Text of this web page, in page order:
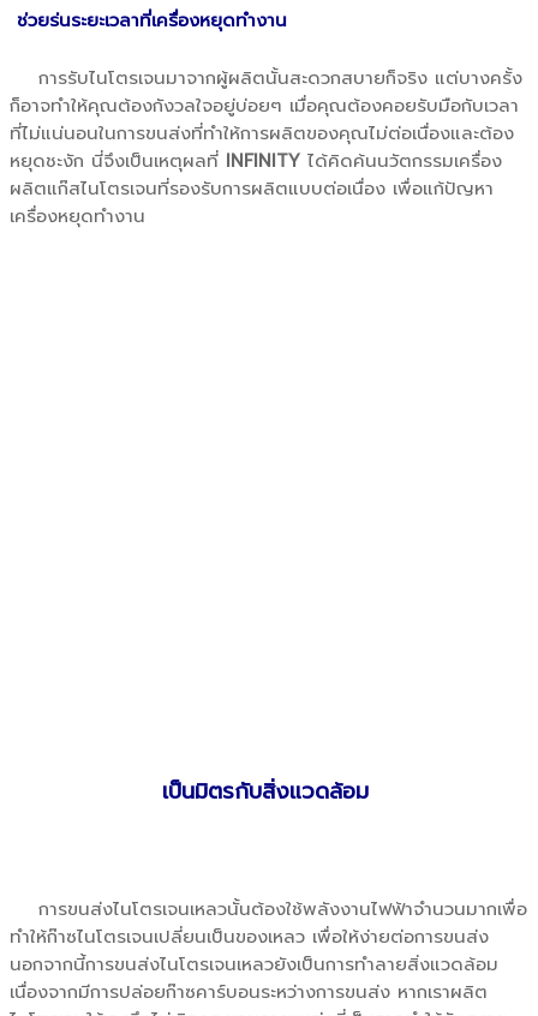
ช่วยร่นระยะเวลาที่เครื่องหยุดทำงาน
การรับไนโตรเจนมาจากผู้ผลิตนั้นสะดวกสบายก็จริง แต่บางครั้ง
ก็อาจทำให้คุณต้องกังวลใจอยู่บ่อยๆ เมื่อคุณต้องคอยรับมือกับเวลา
ที่ไม่แน่นอนในการขนส่งที่ทำให้การผลิตของคุณไม่ต่อเนื่องและต้อง
หยุดชะงัก นี่จึงเป็นเหตุผลที่ INFINITY ได้คิดค้นนวัตกรรมเครื่อง
ผลิตแก๊สไนโตรเจนที่รองรับการผลิตแบบต่อเนื่อง เพื่อแก้ปัญหา
เครื่องหยุดทำงาน
เป็นมิตรกับสิ่งแวดล้อม
การขนส่งไนโตรเจนเหลวนั้นต้องใช้พลังงานไฟฟ้าจำนวนมากเพื่อ
ทำให้ก๊าซไนโตรเจนเปลี่ยนเป็นของเหลว เพื่อให้ง่ายต่อการขนส่ง
นอกจากนี้การขนส่งไนโตรเจนเหลวยังเป็นการทำลายสิ่งแวดล้อม
เนื่องจากมีการปล่อยก๊าซคาร์บอนระหว่างการขนส่ง หากเราผลิต